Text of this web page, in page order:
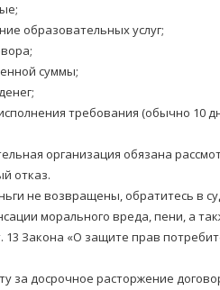
образовательных услуг;
суммы;
требования (обычно 10
организация обязана
отказ.
не возвращены, обратитесь в
морального вреда, пени, а
13 Закона «О защите прав
за досрочное расторжение